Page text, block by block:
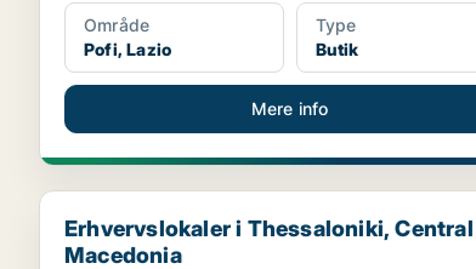
Område
Pofi, Lazio
Type
Butik
Mere info
Erhvervslokaler i Thessaloniki, Central
Erhvervslokaler i Thessaloniki, Central
Macedonia